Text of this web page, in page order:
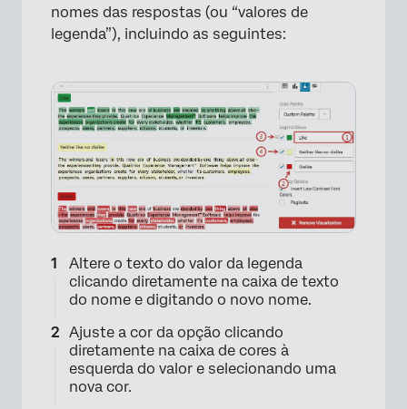
nomes das respostas (ou “valores de
legenda”), incluindo as seguintes:
Altere o texto do valor da legenda
clicando diretamente na caixa de texto
do nome e digitando o novo nome.
Ajuste a cor da opção clicando
diretamente na caixa de cores à
esquerda do valor e selecionando uma
nova cor.